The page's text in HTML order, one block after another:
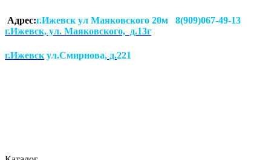
Адрес:г.Ижевск ул Маяковского 20м 8(909)067-49-13
г.Ижевск, ул. Маяковского, д.13г
г.Ижевск ул.Смирнова, д.221